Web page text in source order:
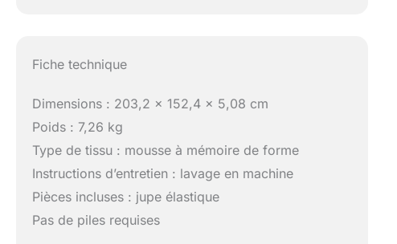
Fiche technique
Dimensions : 203,2 x 152,4 x 5,08 cm
Poids : 7,26 kg
Type de tissu : mousse à mémoire de forme
Instructions d’entretien : lavage en machine
Pièces incluses : jupe élastique
Pas de piles requises